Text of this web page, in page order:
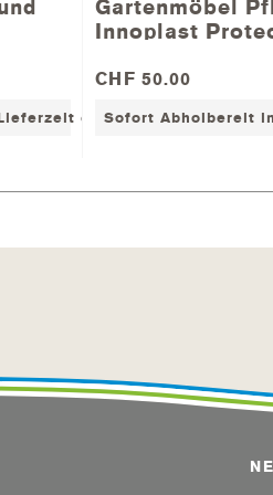
werden. Das
der Umwelt.
(Grundreiniger /
ca. 2-7 Werktage
Gartenmöbel
Innoplast
CHF 50.00
Sofort Abholbereit